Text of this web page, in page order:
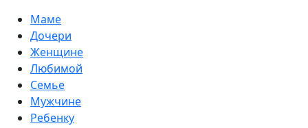
Маме
Дочери
Женщине
Любимой
Семье
Мужчине
Ребенку